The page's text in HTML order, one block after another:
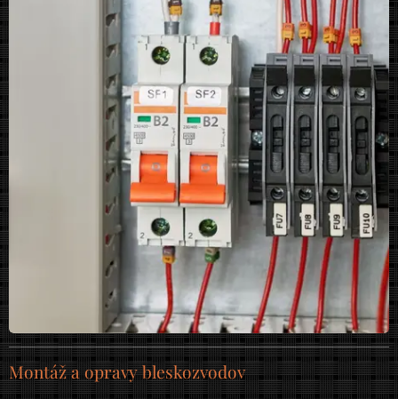
Montáž a opravy bleskozvodov